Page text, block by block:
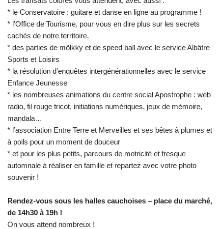
* le Conservatoire : guitare et danse en ligne au programme !
* l’Office de Tourisme, pour vous en dire plus sur les secrets
cachés de notre territoire,
* des parties de mölkky et de speed ball avec le service Albâtre
Sports et Loisirs
* la résolution d’enquêtes intergénérationnelles avec le service
Enfance Jeunesse
* les nombreuses animations du centre social Apostrophe : web
radio, fil rouge tricot, initiations numériques, jeux de mémoire,
mandala…
* l’association Entre Terre et Merveilles et ses bêtes à plumes et
à poils pour un moment de douceur
* et pour les plus petits, parcours de motricité et fresque
automnale à réaliser en famille et repartez avec votre photo
souvenir !
Rendez-vous sous les halles cauchoises – place du marché,
de 14h30 à 19h !
On vous attend nombreux !